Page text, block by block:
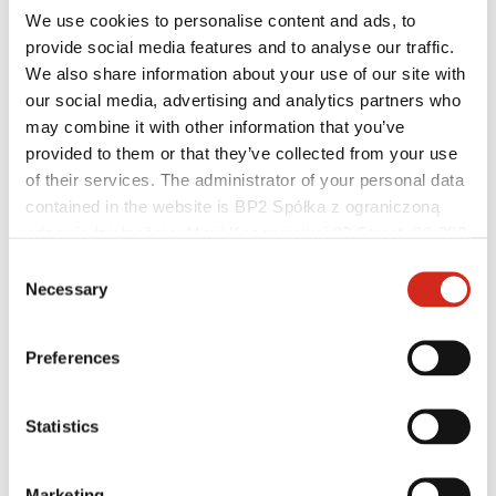
We use cookies to personalise content and ads, to
provide social media features and to analyse our traffic.
We also share information about your use of our site with
our social media, advertising and analytics partners who
may combine it with other information that you’ve
provided to them or that they’ve collected from your use
of their services. The administrator of your personal data
contained in the website is BP2 Spółka z ograniczoną
121387608.
Selection
Necessary
Preferences
Statistics
Baza wiedzy
Gdzie kupić?
Znajdź wykonawcę
Biblioteki BIM
Najczęściej Zadawane Pytania (FAQ)
Dla profesjonalistów